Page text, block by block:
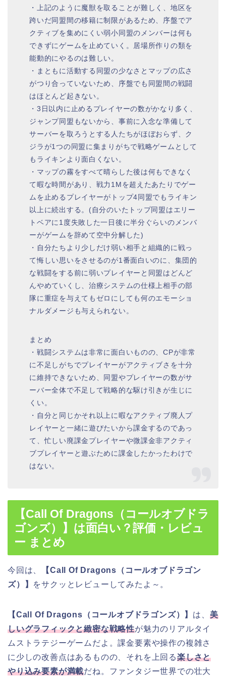
・上記のように魔獣を取ることが難しく、地区を
跨いだ同盟間の移籍に制限があるため、序盤でア
クティブを集めにくい弱小同盟のメンバーは何も
できずにゲームを止めていく。居場所作りの類を
能動的にやるのは難しい。
・まともに活動する同盟の少なさとマップの広さ
がつり合っていないため、序盤でも同盟間の戦闘
はほとんど起きない。
・3日以内に止めるプレイヤーの数がかなり多く、
ジャンプ同盟もないから、事前に入念な準備して
サーバーを取ろうとする人たちがほぼおらず、ク
ジラが1つの同盟に集まりがちで戦略ゲームとして
もライキンより面白くない。
・マップの霧をすべて晴らした後は何もできなく
て暇な時間があり、戦力1Mを超えたあたりでゲー
ムを止めるプレイヤーがトップ4同盟でもライキン
以上に続出する。(自分のいたトップ同盟はエリー
トベアに1度失敗した一日後に半分ぐらいのメンバ
ーがゲームを辞めて空中分解した)
・自分たちより少しだけ弱い相手と組織的に戦っ
て悔しい思いをさせるのが1番面白いのに、集団的
な戦闘をする前に弱いプレイヤーと同盟はどんど
んやめていくし、治療システムの仕様上相手の部
隊に重症を与えてもゼロにしても何のエモーショ
ナルダメージも与えられない。
まとめ
・戦闘システムは非常に面白いものの、CPが非常
に不足しがちでプレイヤーがアクティブさを十分
に維持できないため、同盟やプレイヤーの数がサ
ーバー全体で不足して戦略的な駆け引きが生じに
くい。
・自分と同じかそれ以上に暇なアクティブ廃人プ
レイヤーと一緒に遊びたいから課金するのであっ
て、忙しい廃課金プレイヤーや微課金非アクティ
ブプレイヤーと遊ぶために課金したかったわけで
はない。
【Call Of Dragons（コールオブドラ
ゴンズ）】は面白い？評価・レビュ
ー まとめ
今回は、
【Call Of Dragons（コールオブドラゴン
ズ）】 をサクッとレビューしてみたよ～。
【Call Of Dragons（コールオブドラゴンズ）】 は、 美
しいグラフィックと緻密な戦略性が魅力のリアルタイ
ムストラテジーゲームだよ。課金要素や操作の複雑さ
に少しの改善点はあるものの、それを上回る楽しさと
やり込み要素が満載だね。ファンタジー世界での壮大